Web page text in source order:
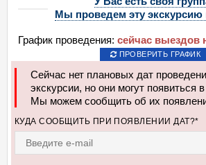
Мы проведем эту экскурсию
График проведения: сейчас выездов
ПРОВЕРИТЬ ГРАФИК
Сейчас нет плановых дат
экскурсии, но они могут появиться
Мы можем сообщить об их
КУДА СООБЩИТЬ ПРИ ПОЯВЛЕНИИ ДАТ?*